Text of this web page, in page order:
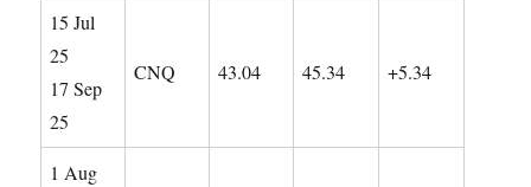
15 Jul
25
17 Sep
25
CNQ 43.04 45.34 +5.34
1 Aug